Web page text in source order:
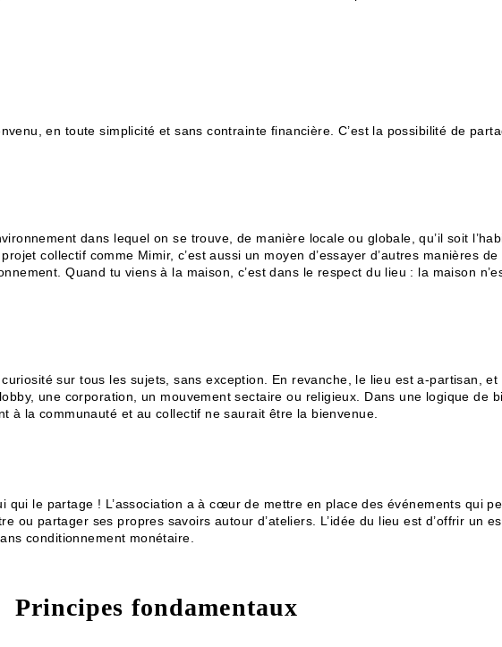
en toute simplicité et sans contrainte financière. C’est la possibilité de
dans lequel on se trouve, de manière locale ou globale, qu’il soit
collectif comme Mimir, c’est aussi un moyen d’essayer d’autres manières
Quand tu viens à la maison, c’est dans le respect du lieu : la maison
sur tous les sujets, sans exception. En revanche, le lieu est a-partisan,
une corporation, un mouvement sectaire ou religieux. Dans une logique de
à la communauté et au collectif ne saurait être la bienvenue.
qui le partage ! L’association a à cœur de mettre en place des événements qui
ou partager ses propres savoirs autour d’ateliers. L’idée du lieu est d’offrir un
conditionnement monétaire.
Principes fondamentaux